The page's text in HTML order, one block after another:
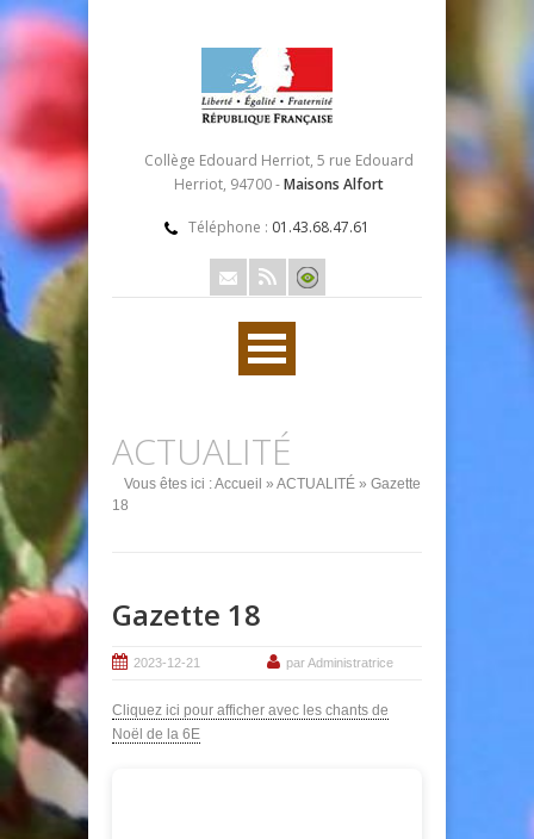
Collège Edouard Herriot, 5 rue Edouard
Herriot, 94700 -Maisons Alfort
Téléphone : 01.43.68.47.61
ACTUALITÉ
Vous êtes ici :Accueil » ACTUALITÉ » Gazette
18
Gazette 18
2023-12-21 par Administratrice
Cliquez ici pour afficher avec les chants de
Noël de la 6E